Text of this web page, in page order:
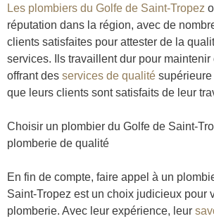
Les plombiers du Golfe de Saint-Tropez
réputation dans la région, avec de
clients satisfaites pour attester de la
services. Ils travaillent dur pour maintenir
offrant des services de qualité supérieure
que leurs clients sont satisfaits de leur
Choisir un plombier du Golfe de Saint-
plomberie de qualité
En fin de compte, faire appel à un
Saint-Tropez est un choix judicieux pour
plomberie. Avec leur expérience, leur